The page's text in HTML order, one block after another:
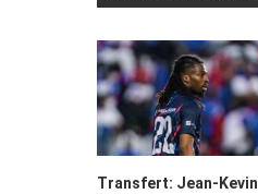
Transfert: Jean-Kevin